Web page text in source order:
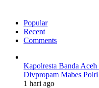
Popular
Recent
Comments
Kapolresta Banda
Divpropam Mabes Polri
1 hari ago